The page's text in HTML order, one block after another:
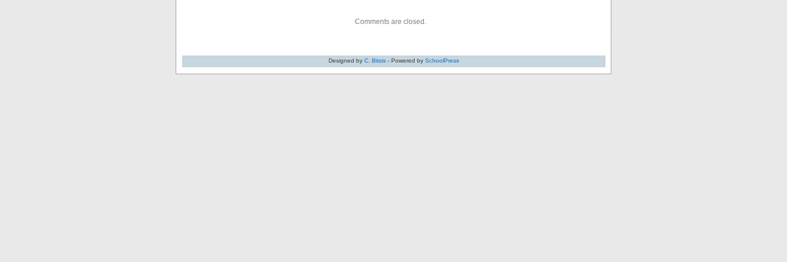
Comments are closed.
Designed by C. Bitsis- Powered by SchoolPress